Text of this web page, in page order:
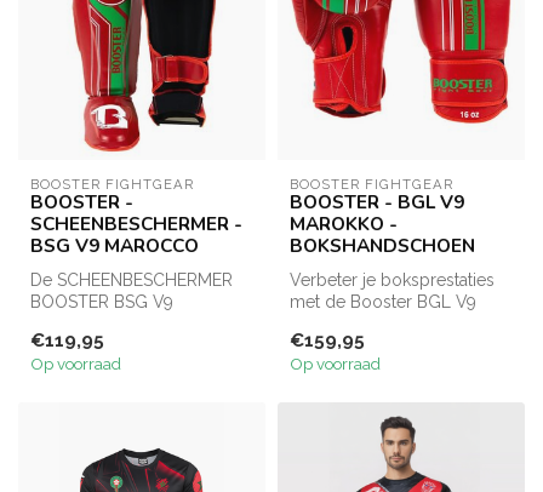
BOOSTER FIGHTGEAR
BOOSTER -
SCHEENBESCHERMER -
BSG V9 MAROCCO
De SCHEENBESCHERMER
BOOSTER BSG V9
ontworpen voor
vechtsport...
€119,95
Op voorraad
BOOSTER FIGHTGEAR
BOOSTER - BGL V9
MAROKKO -
BOKSHANDSCHOEN
Verbeter je boksprestaties
met de Booster BGL V9
bokshandschoenen. Deze
h...
€159,95
Op voorraad